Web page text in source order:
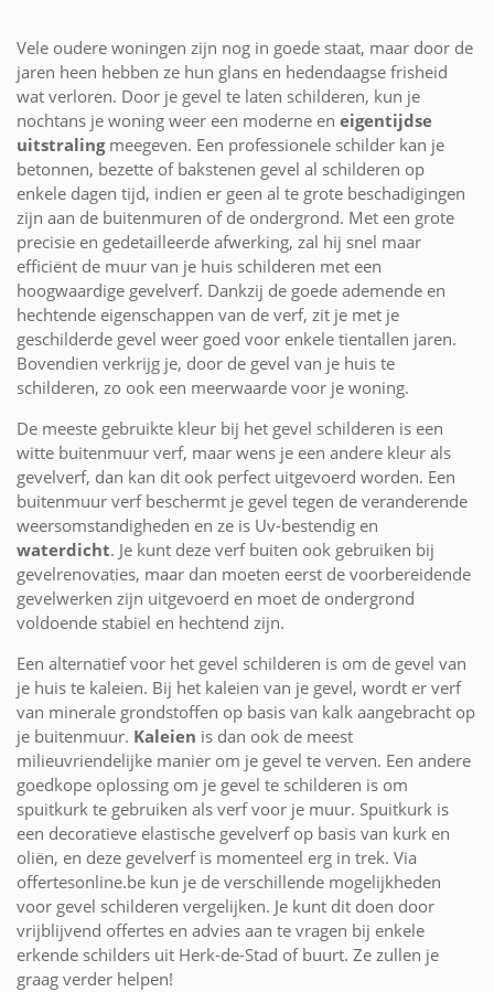
Vele oudere woningen zijn nog in goede staat, maar door de
jaren heen hebben ze hun glans en hedendaagse frisheid
wat verloren. Door je gevel te laten schilderen, kun je
nochtans je woning weer een moderne en eigentijdse
uitstralingmeegeven. Een professionele schilder kan je
betonnen, bezette of bakstenen gevel al schilderen op
enkele dagen tijd, indien er geen al te grote beschadigingen
zijn aan de buitenmuren of de ondergrond. Met een grote
precisie en gedetailleerde afwerking, zal hij snel maar
efficiënt de muur van je huis schilderen met een
hoogwaardige gevelverf. Dankzij de goede ademende en
hechtende eigenschappen van de verf, zit je met je
geschilderde gevel weer goed voor enkele tientallen jaren.
Bovendien verkrijg je, door de gevel van je huis te
schilderen, zo ook een meerwaarde voor je woning.
De meeste gebruikte kleur bij het gevel schilderen is een
witte buitenmuur verf, maar wens je een andere kleur als
gevelverf, dan kan dit ook perfect uitgevoerd worden. Een
buitenmuur verf beschermt je gevel tegen de veranderende
weersomstandigheden en ze is Uv-bestendig en
waterdicht. Je kunt deze verf buiten ook gebruiken bij
gevelrenovaties, maar dan moeten eerst de voorbereidende
gevelwerken zijn uitgevoerd en moet de ondergrond
voldoende stabiel en hechtend zijn.
Een alternatief voor het gevel schilderen is om de gevel van
je huis te kaleien. Bij het kaleien van je gevel, wordt er verf
van minerale grondstoffen op basis van kalk aangebracht op
je buitenmuur. Kaleien is dan ook de meest
milieuvriendelijke manier om je gevel te verven. Een andere
goedkope oplossing om je gevel te schilderen is om
spuitkurk te gebruiken als verf voor je muur. Spuitkurk is
een decoratieve elastische gevelverf op basis van kurk en
oliën, en deze gevelverf is momenteel erg in trek. Via
offertesonline.be kun je de verschillende mogelijkheden
voor gevel schilderen vergelijken. Je kunt dit doen door
vrijblijvend offertes en advies aan te vragen bij enkele
erkende schilders uit Herk-de-Stad of buurt. Ze zullen je
graag verder helpen!